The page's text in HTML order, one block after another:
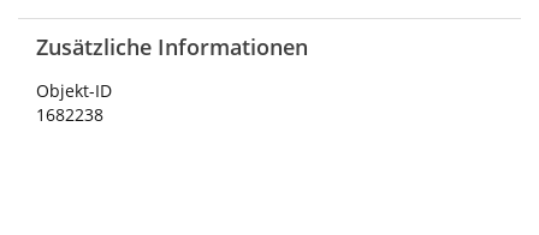
Zusätzliche Informationen
Objekt-ID
1682238